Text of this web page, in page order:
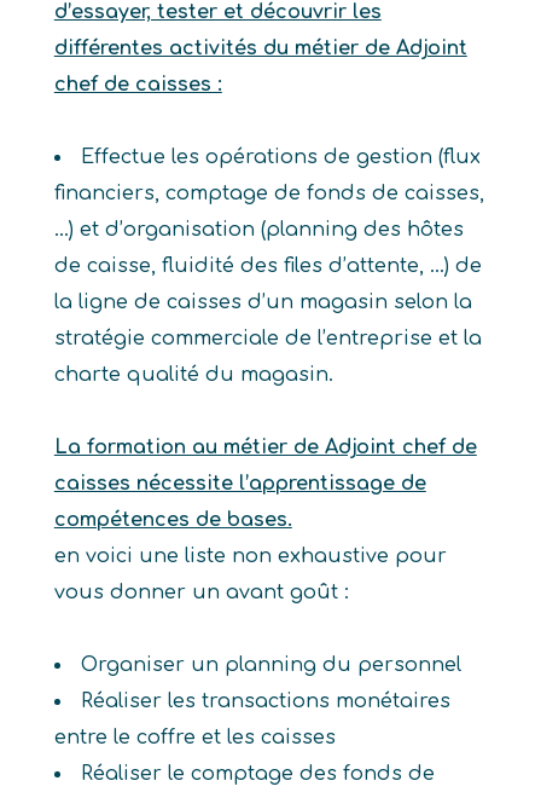
d’essayer, tester et découvrir les
différentes activités du métier de Adjoint
chef de caisses :
Effectue les opérations de gestion (flux
financiers, comptage de fonds de caisses,
…) et d’organisation (planning des hôtes
de caisse, fluidité des files d’attente, …) de
la ligne de caisses d’un magasin selon la
stratégie commerciale de l’entreprise et la
charte qualité du magasin.
La formation au métier de Adjoint chef de
caisses nécessite l’apprentissage de
compétences de bases.
en voici une liste non exhaustive pour
vous donner un avant goût :
Organiser un planning du personnel
Réaliser les transactions monétaires
entre le coffre et les caisses
Réaliser le comptage des fonds de